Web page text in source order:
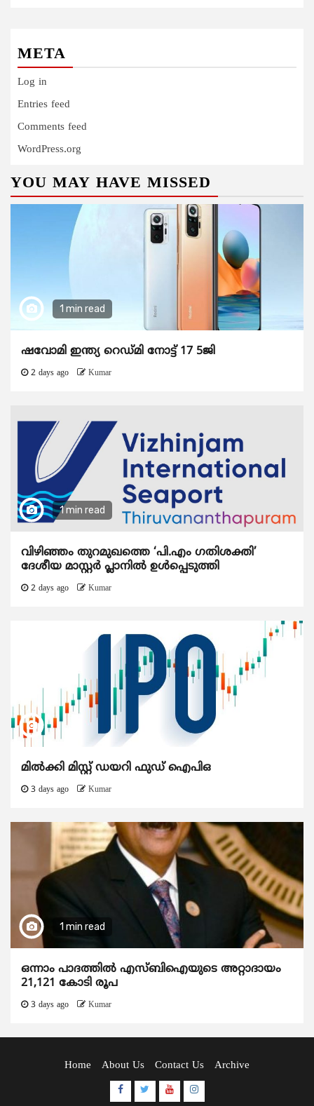
META
Log in
Entries feed
Comments feed
WordPress.org
YOU MAY HAVE MISSED
1 min read
ഷവോമി ഇന്ത്യ റെഡ്മി നോട്ട് 17 5ജി
2 days ago Kumar
1 min read
വിഴിഞ്ഞം തുറമുഖത്തെ ‘പി.എം ഗതിശക്തി’
ദേശീയ മാസ്റ്റർ പ്ലാനിൽ ഉൾപ്പെടുത്തി
2 days ago Kumar
മിൽക്കി മിസ്റ്റ് ഡയറി ഫുഡ് ഐപിഒ
3 days ago Kumar
1 min read
ഒന്നാം പാദത്തിൽ എസ്ബിഐയുടെ അറ്റാദായം
21,121 കോടി രൂപ
3 days ago Kumar
Home About Us Contact Us Archive
Facebook
TwitterYoutubeInstagram